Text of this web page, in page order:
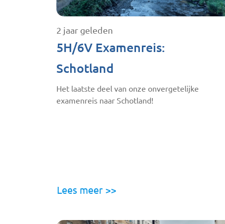
2 jaar geleden
5H/6V Examenreis:
Schotland
Het laatste deel van onze onvergetelijke
examenreis naar Schotland!
Lees meer >>